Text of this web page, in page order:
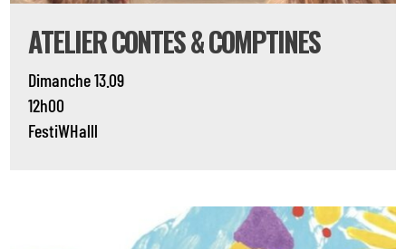
ATELIER CONTES & COMPTINES
Dimanche 13.09
12h00
FestiWHalll